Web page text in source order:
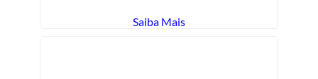
Saiba Mais